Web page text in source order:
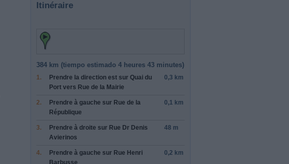
Itinéraire
384 km (tiempo estimado 4 heures 43 minutes)
1. Prendre la direction est sur Quai du
Port vers Rue de la Mairie
0,3 km
2. Prendre à gauche sur Rue de la
République
0,1 km
3. Prendre à droite sur Rue Dr Denis
Avierinos
48 m
4. Prendre à gauche sur Rue Henri
Barbusse
0,2 km